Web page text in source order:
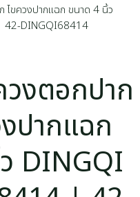
วงตอกปาก
ปากแฉก
DINGQI